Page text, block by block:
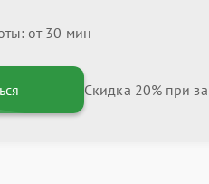
от 30 мин
Скидка 20% при